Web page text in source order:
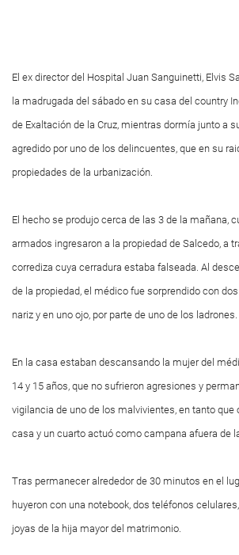
El ex director del Hospital Juan Sanguinetti, Elvis
la madrugada del sábado en su casa del country
de Exaltación de la Cruz, mientras dormía junto a
agredido por uno de los delincuentes, que en su
propiedades de la urbanización.
El hecho se produjo cerca de las 3 de la mañana,
armados ingresaron a la propiedad de Salcedo, a
corrediza cuya cerradura estaba falseada. Al
de la propiedad, el médico fue sorprendido con
nariz y en uno ojo, por parte de uno de los ladrones.
En la casa estaban descansando la mujer del
14 y 15 años, que no sufrieron agresiones y
vigilancia de uno de los malvivientes, en tanto que
casa y un cuarto actuó como campana afuera de
Tras permanecer alrededor de 30 minutos en el
huyeron con una notebook, dos teléfonos
joyas de la hija mayor del matrimonio.